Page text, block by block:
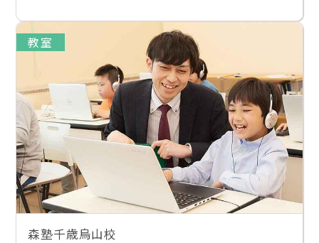
教室
森塾千歳烏山校